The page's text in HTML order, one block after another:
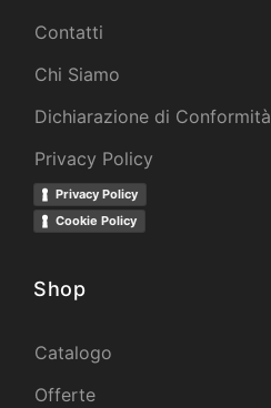
Contatti
Chi Siamo
Dichiarazione di Conformità
Privacy Policy
Privacy Policy
Cookie Policy
Shop
Catalogo
Offerte